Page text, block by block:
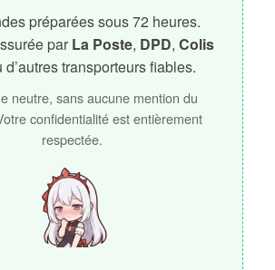
préparées sous 72 heures.
par La Poste, DPD, Colis
d’autres transporteurs fiables.
neutre, sans aucune mention du
confidentialité est entièrement
respectée.